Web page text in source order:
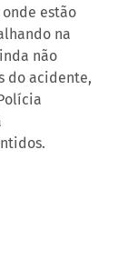
estão
na
não
do acidente,